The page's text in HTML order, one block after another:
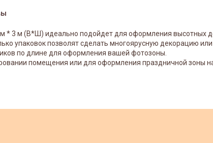
* 3 м (В*Ш) идеально подойдет для оформления высотных
упаковок позволят сделать многоярусную декорацию
по длине для оформления вашей фотозоны.
помещения или для оформления праздничной зоны